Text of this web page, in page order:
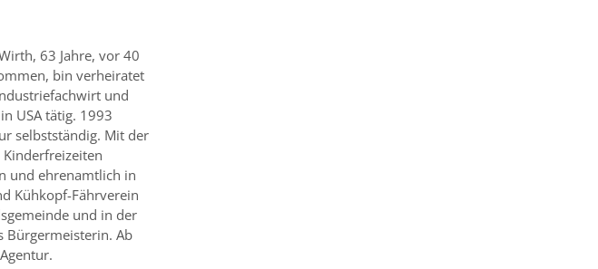
63 Jahre, vor 40
bin verheiratet
und
USA tätig. 1993
selbstständig. Mit der
und ehrenamtlich in
Kühkopf-Fährverein
und in der
Bürgermeisterin. Ab